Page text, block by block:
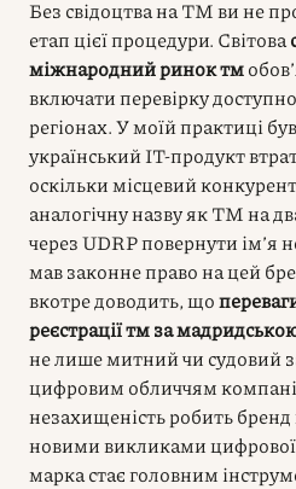
Без свідоцтва на ТМ ви не
етап цієї процедури. Світова
міжнародний ринок тм
включати перевірку
регіонах. У моїй практиці
український IT-продукт
оскільки місцевий
аналогічну назву як ТМ на
через UDRP повернути ім’я
мав законне право на цей
вкотре доводить, що
реєстрації тм за
не лише митний чи судовий
цифровим обличчям
незахищеність робить
новими викликами цифрової
марка стає головним